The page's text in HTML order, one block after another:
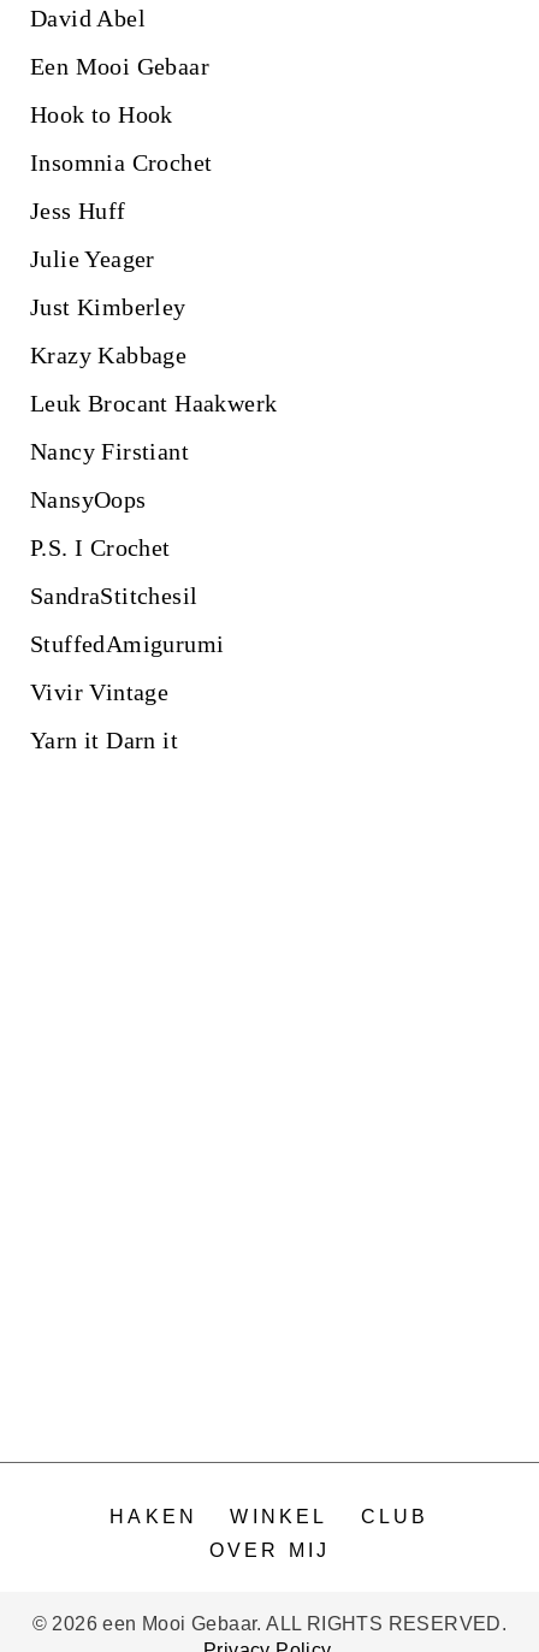
David Abel
Een Mooi Gebaar
Hook to Hook
Insomnia Crochet
Jess Huff
Julie Yeager
Just Kimberley
Krazy Kabbage
Leuk Brocant Haakwerk
Nancy Firstiant
NansyOops
P.S. I Crochet
SandraStitchesil
StuffedAmigurumi
Vivir Vintage
Yarn it Darn it
HAKEN WINKEL
CLUB
OVER MIJ
© 2026 een Mooi Gebaar. ALL RIGHTS RESERVED.